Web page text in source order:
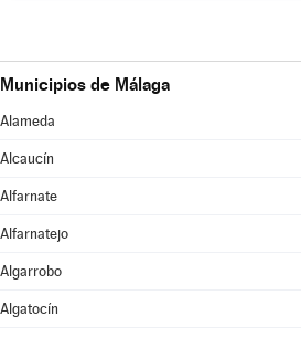
Municipios de Málaga
Alameda
Alcaucín
Alfarnate
Alfarnatejo
Algarrobo
Algatocín